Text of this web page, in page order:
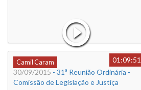
Camil Caram
01:09:51
30/09/2015 - 31ª Reunião Ordinária -
Comissão de Legislação e Justiça